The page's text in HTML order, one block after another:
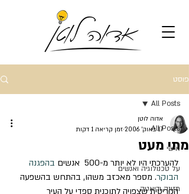
פוסט
All Posts
אישי
על טכנולוגיה ואנשים
תזונה ודיאטה
All Posts
מתי מעט
אדוה לוטן
17 באוק׳ 2006
זמן קריאה 1 דקות
להערכתי היו לא יותר מ-500  אנשים
בהפגנה
הבוקר. מספר מאכזב משהו, בהתחש בהשפעה
הקריטית שצפויה לתוכנית ספדי על העיר